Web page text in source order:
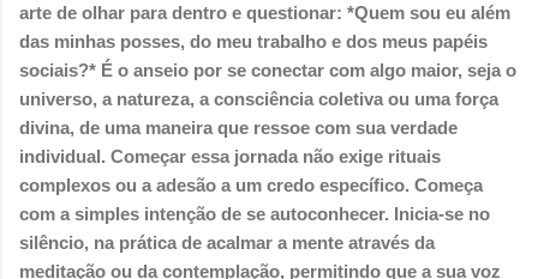
arte de olhar para dentro e questionar: *Quem sou eu além
das minhas posses, do meu trabalho e dos meus papéis
sociais?* É o anseio por se conectar com algo maior, seja o
universo, a natureza, a consciência coletiva ou uma força
divina, de uma maneira que ressoe com sua verdade
individual. Começar essa jornada não exige rituais
complexos ou a adesão a um credo específico. Começa
com a simples intenção de se autoconhecer. Inicia-se no
silêncio, na prática de acalmar a mente através da
meditação ou da contemplação, permitindo que a sua voz